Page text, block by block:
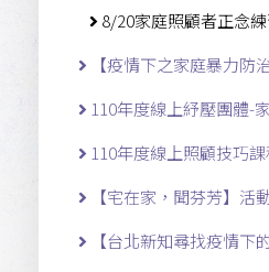
8/20家庭照顧者正念練
【疫情下之家庭暴力防
110年度線上紓壓團體-
110年度線上照顧技巧課
【宅在家，聞芬芳】活
【台北新知尋找疫情下